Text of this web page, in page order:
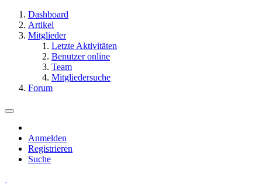
Dashboard
Artikel
Mitglieder
Letzte Aktivitäten
Benutzer online
Team
Mitgliedersuche
Forum
Anmelden
Registrieren
Suche